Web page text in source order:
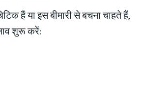
हैं या इस बीमारी से बचना चाहते हैं,
शुरू करें: